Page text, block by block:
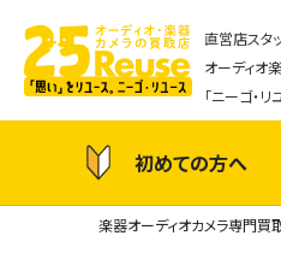
直営店スタ
オーディオ
「ニーゴ・リ
初めての方へ
楽器オーディオカメラ専門買